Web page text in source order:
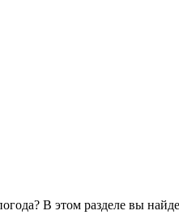
В этом разделе вы